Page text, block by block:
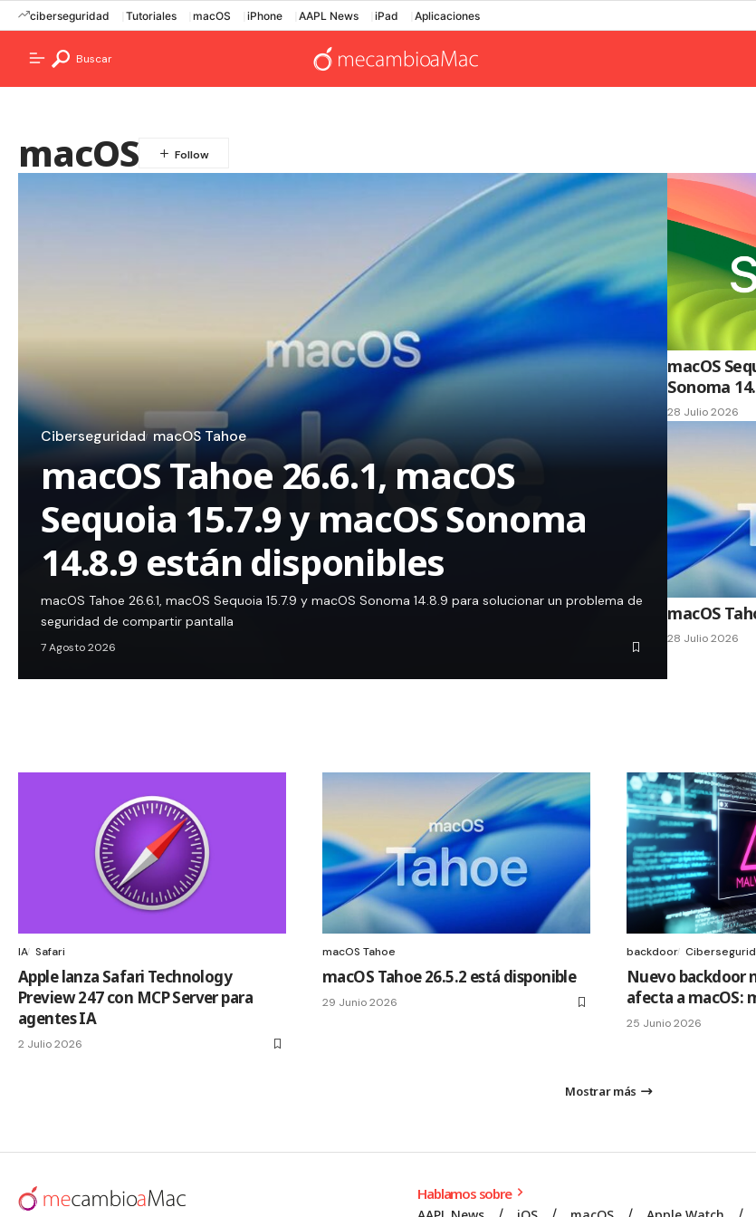
ciberseguridad Tutoriales macOS iPhone AAPL News iPad Aplicaciones
Buscar
macOS
Ciberseguridad macOS Tahoe
macOS Tahoe 26.6.1, macOS
Sequoia 15.7.9 y macOS Sonoma
14.8.9 están disponibles
macOS Tahoe 26.6.1, macOS Sequoia 15.7.9 y macOS Sonoma 14.8.9 para solucionar un problema de
seguridad de compartir pantalla
7 Agosto 2026
macOS
Sonoma
28 Julio 2026
macOS
28 Julio 2026
IA Safari
Apple lanza Safari Technology
Preview 247 con MCP Server para
agentes IA
2 Julio 2026
macOS Tahoe
macOS Tahoe 26.5.2 está disponible
29 Junio 2026
backdoor
Nuevo backdoor
afecta a macOS:
25 Junio 2026
Mostrar más
Hablamos sobre